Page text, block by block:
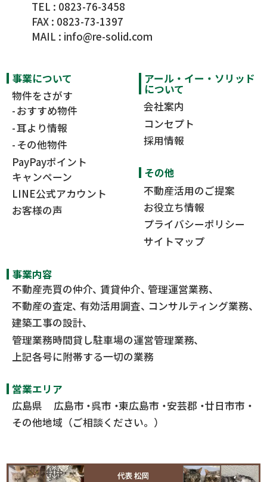
TEL : 0823-76-3458
FAX : 0823-73-1397
MAIL : info@re-solid.com
事業について
物件をさがす
おすすめ物件
耳より情報
その他物件
PayPayポイント
キャンペーン
LINE公式アカウント
お客様の声
アール・イー・ソリッド
について
会社案内
コンセプト
採用情報
その他
不動産活用のご提案
お役立ち情報
プライバシーポリシー
サイトマップ
事業内容
不動産売買の仲介 賃貸仲介 管理運営業務
不動産の査定 有効活用調査
コンサルティング業務
建築工事の設計
管理業務時間貸し駐車場の運営管理業務
上記各号に附帯する一切の業務
営業エリア
広島県
広島市 呉市 東広島市 安芸郡 廿日市市
その他地域（ご相談ください。）